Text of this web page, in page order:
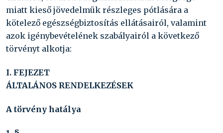
miatt kieső jövedelmük részleges pótlására a
kötelező egészségbiztosítás ellátásairól, valamint
azok igénybevételének szabályairól a következő
törvényt alkotja:
I. FEJEZET
ÁLTALÁNOS RENDELKEZÉSEK
A törvény hatálya